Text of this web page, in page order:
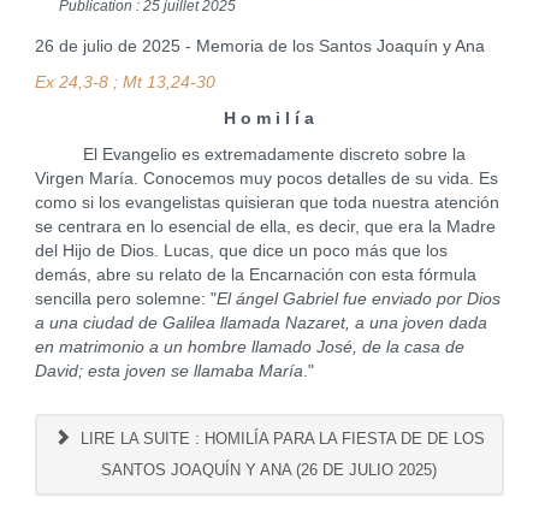
Publication : 25 juillet 2025
26 de julio de 2025 - Memoria de los Santos Joaquín y Ana
Ex 24,3-8 ; Mt 13,24-30
H o m i l í a
El Evangelio es extremadamente discreto sobre la
Virgen María. Conocemos muy pocos detalles de su vida. Es
como si los evangelistas quisieran que toda nuestra atención
se centrara en lo esencial de ella, es decir, que era la Madre
del Hijo de Dios. Lucas, que dice un poco más que los
demás, abre su relato de la Encarnación con esta fórmula
sencilla pero solemne: "El ángel Gabriel fue enviado por Dios
a una ciudad de Galilea llamada Nazaret, a una joven dada
en matrimonio a un hombre llamado José, de la casa de
David; esta joven se llamaba María."
LIRE LA SUITE : HOMILÍA PARA LA FIESTA DE DE LOS
SANTOS JOAQUÍN Y ANA (26 DE JULIO 2025)